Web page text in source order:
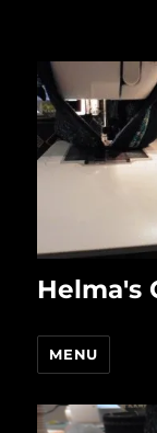
Helma's
MENU